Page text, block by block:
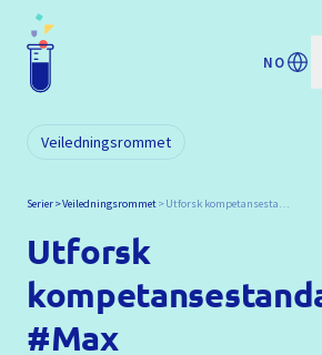
NO
Veiledningsrommet
Serier Veiledningsrommet Utforsk kompetansestandardene #Max
Utforsk
#Max